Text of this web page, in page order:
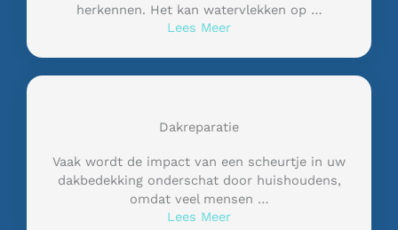
herkennen. Het kan watervlekken op …
Lees Meer
Dakreparatie
Vaak wordt de impact van een scheurtje in uw
dakbedekking onderschat door huishoudens,
omdat veel mensen …
Lees Meer